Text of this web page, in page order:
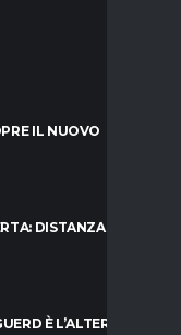
IL NUOVO
DISTANZA DI 5
È L’ALTERNATIVA